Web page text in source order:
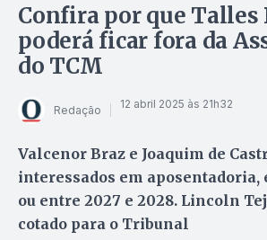
Confira por que Talles
poderá ficar fora da
do TCM
Redação 12 abril 2025 às 21h32
Valcenor Braz e Joaquim de
interessados em aposentadoria,
ou entre 2027 e 2028. Lincoln
cotado para o Tribunal